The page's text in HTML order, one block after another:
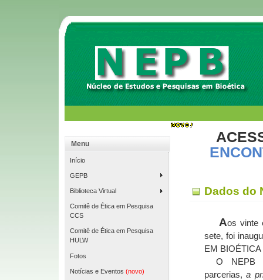
Menu
Início
GEPB
Biblioteca Virtual
Comitê de Ética em Pesquisa
CCS
Comitê de Ética em Pesquisa
HULW
Fotos
Notícias e Eventos(novo)
Dados do
Aos vinte
sete, foi
EM
O NEPB
parcerias,a